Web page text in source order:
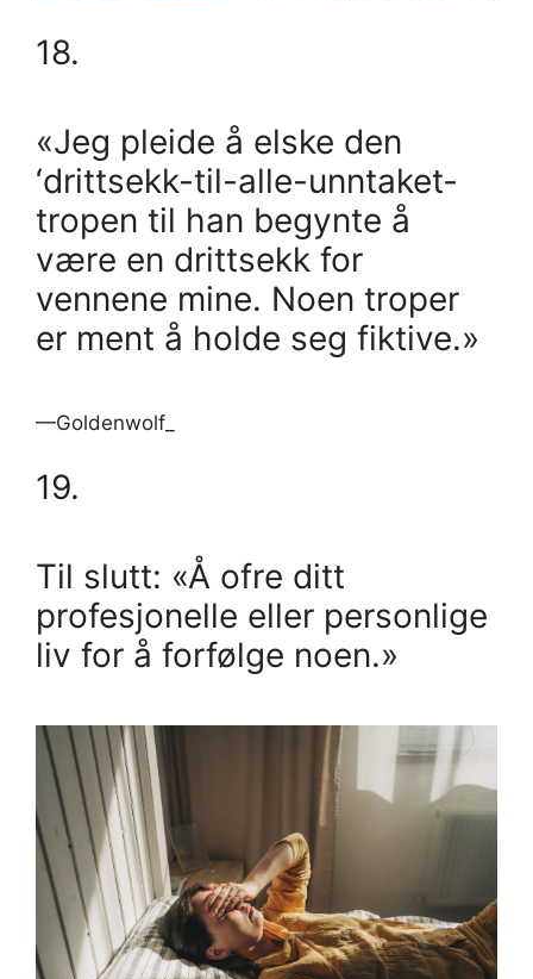
18.
«Jeg pleide å elske den
‘drittsekk-til-alle-unntaket-
tropen til han begynte å
være en drittsekk for
vennene mine. Noen troper
er ment å holde seg fiktive.»
—Goldenwolf_
19.
Til slutt: «Å ofre ditt
profesjonelle eller personlige
liv for å forfølge noen.»